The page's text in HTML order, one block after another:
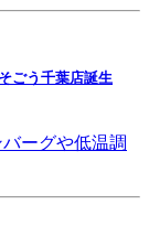
ごう千葉店誕生
ーグや低温調